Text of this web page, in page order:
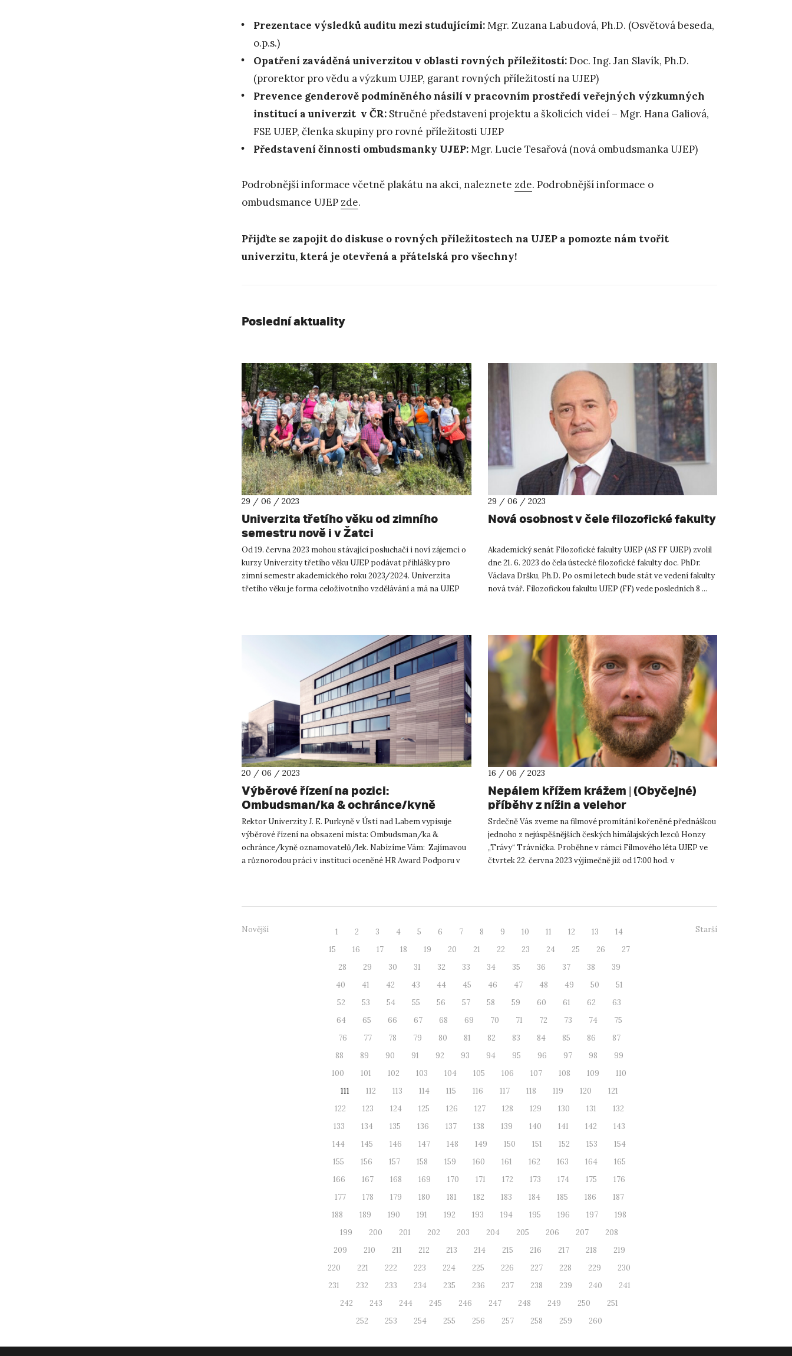
Prezentace výsledků auditu mezi studujícími:Mgr. Zuzana Labudová, Ph.D. (Osvětová beseda,
o.p.s.)
Opatření zaváděná univerzitou v oblasti rovných příležitostí:Doc. Ing. Jan Slavík, Ph.D.
(prorektor pro vědu a výzkum UJEP, garant rovných příležitostí na UJEP)
Prevence genderově podmíněného násilí v pracovním prostředí veřejných výzkumných
institucí a univerzit v ČR: Stručné představení projektu a školicích videí – Mgr. Hana Galiová,
FSE UJEP, členka skupiny pro rovné příležitosti UJEP
Představení činnosti ombudsmanky UJEP:Mgr. Lucie Tesařová (nová ombudsmanka UJEP)
Podrobnější informace včetně plakátu na akci, naleznete zde. Podrobnější informace o
ombudsmance UJEP zde.
Přijďte se zapojit do diskuse o rovných příležitostech na UJEP a pomozte nám tvořit
univerzitu, která je otevřená a přátelská pro všechny!
Poslední aktuality
29 / 06 / 2023
Univerzita třetího věku od zimního
semestru nově i v Žatci
Od 19. června 2023 mohou stávající posluchači i noví zájemci o
kurzy Univerzity třetího věku UJEP podávat přihlášky pro
zimní semestr akademického roku 2023/2024. Univerzita
třetího věku je forma celoživotního vzdělávání a má na UJEP
29 / 06 / 2023
Nová osobnost v čele filozofické fakulty
Akademický senát Filozofické fakulty UJEP (AS FF UJEP) zvolil
dne 21. 6. 2023 do čela ústecké filozofické fakulty doc. PhDr.
Václava Dršku, Ph.D. Po osmi letech bude stát ve vedení fakulty
nová tvář. Filozofickou fakultu UJEP (FF) vede posledních 8 ...
20 / 06 / 2023
Výběrové řízení na pozici:
Ombudsman/ka & ochránce/kyně
oznamovatelů/lek
Rektor Univerzity J. E. Purkyně v Ústí nad Labem vypisuje
výběrové řízení na obsazení místa: Ombudsman/ka &
ochránce/kyně oznamovatelů/lek. Nabízíme Vám: Zajímavou
a různorodou práci v instituci oceněné HR Award Podporu v
16 / 06 / 2023
Nepálem křížem krážem | (Obyčejné)
příběhy z nížin a velehor
Srdečně Vás zveme na filmové promítání kořeněné přednáškou
jednoho z nejúspěšnějších českých himálajských lezců Honzy
„Trávy“ Trávníčka. Proběhne v rámci Filmového léta UJEP ve
čtvrtek 22. června 2023 výjimečně již od 17:00 hod. v
Novější 1 2 3 4 5 6 7 8 9 10 11 12 13
14
15
16 17 18 19 20 21 22 23 24 25 26
27
28
29 30 31 32 33 34 35 36 37 38
39
40
41 42 43 44 45 46 47 48 49 50
51
52
53 54 55 56 57 58 59 60 61 62
63
64
65 66 67 68 69 70 71 72 73 74
75
76
77 78 79 80 81 82 83 84 85 86
87
88
89 90 91 92 93 94 95 96 97 98
99
100
101 102 103 104 105 106 107 108 109
110
111
112 113 114 115 116 117 118 119 120
121
122
123 124 125 126 127 128 129 130 131
132
133
134 135 136 137 138 139 140 141 142
143
144
145 146 147 148 149 150 151 152 153
154
155
156 157 158 159 160 161 162 163 164
165
166
167 168 169 170 171 172 173 174 175
176
177
178 179 180 181 182 183 184 185 186
187
188
189 190 191 192 193 194 195 196 197
198
199
200 201 202 203 204 205 206 207
208
209
210 211 212 213 214 215 216 217 218
219
220
221 222 223 224 225 226 227 228 229
230
231
232 233 234 235 236 237 238 239 240
241
242
243 244 245 246 247 248 249 250
251
252
253 254 255 256 257 258 259 260
Starší